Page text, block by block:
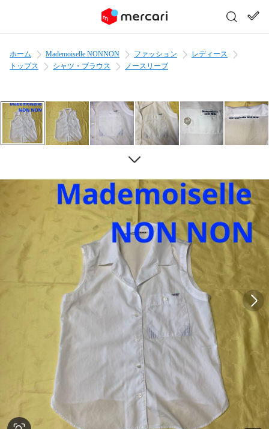
ホーム Mademoiselle NONNON ファッション
レディース
トップス
シャツ・ブラウス ノースリーブ